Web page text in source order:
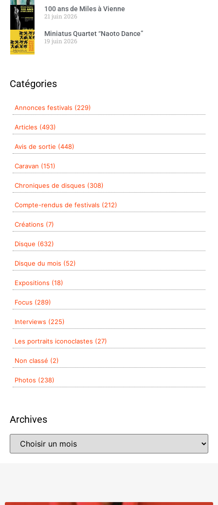
100 ans de Miles à Vienne
21 juin 2026
Miniatus Quartet “Naoto Dance”
19 juin 2026
Catégories
Annonces festivals (229)
Articles (493)
Avis de sortie (448)
Caravan (151)
Chroniques de disques (308)
Compte-rendus de festivals (212)
Créations (7)
Disque (632)
Disque du mois (52)
Expositions (18)
Focus (289)
Interviews (225)
Les portraits iconoclastes (27)
Non classé (2)
Photos (238)
Archives